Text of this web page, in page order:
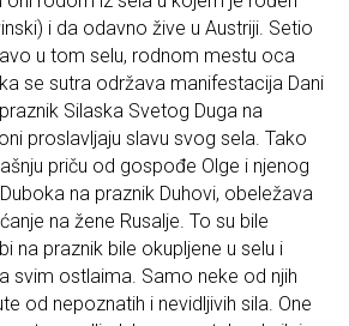
i da odavno žive u Austriji. Setio
u tom selu, rodnom mestu oca
se sutra održava manifestacija Dani
Silaska Svetog Duga na
proslavljaju slavu svog sela. Tako
priču od gospođe Olge i njenog
na praznik Duhovi, obeležava
na žene Rusalje. To su bile
na praznik bile okupljene u selu i
svim ostlaima. Samo neke od njih
od nepoznatih i nevidljivih sila. One